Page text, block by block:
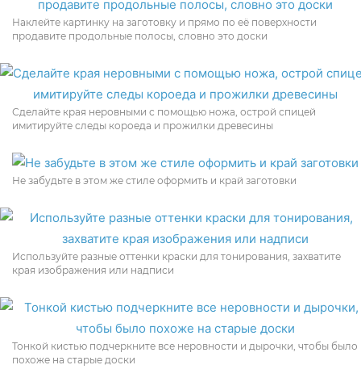
Наклейте картинку на заготовку и прямо по её поверхности
продавите продольные полосы, словно это доски
Сделайте края неровными с помощью ножа, острой спицей
имитируйте следы короеда и прожилки древесины
Не забудьте в этом же стиле оформить и край заготовки
Используйте разные оттенки краски для тонирования, захватите
края изображения или надписи
Тонкой кистью подчеркните все неровности и дырочки, чтобы было
похоже на старые доски